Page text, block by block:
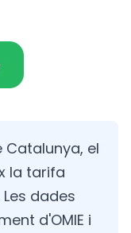
el
la tarifa
Les dades
d'OMIE i